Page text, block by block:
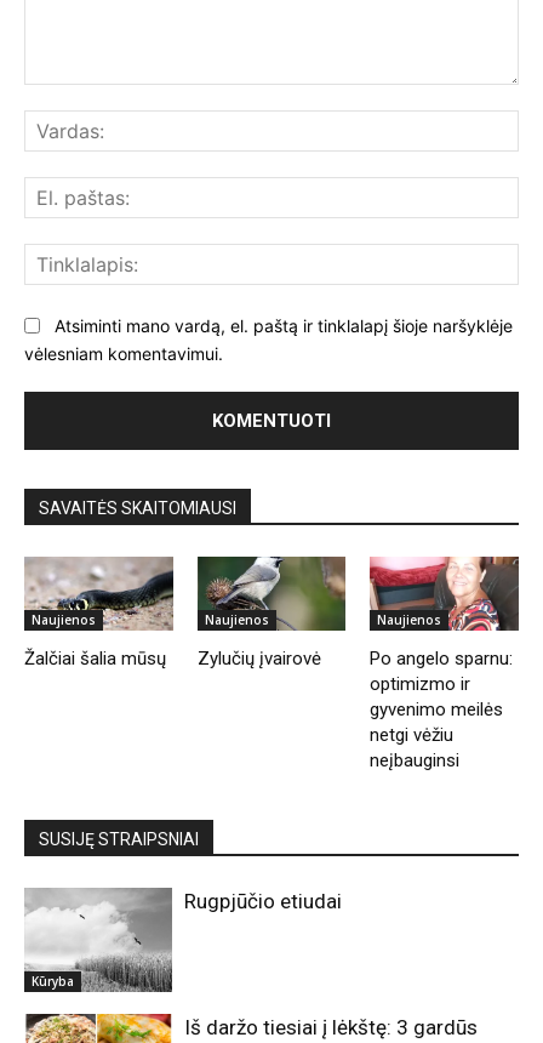
Atsiminti mano vardą, el. paštą ir tinklalapį šioje naršyklėje
vėlesniam komentavimui.
SAVAITĖS SKAITOMIAUSI
Naujienos
Žalčiai šalia mūsų
Naujienos
Zylučių įvairovė
Naujienos
Po angelo sparnu:
optimizmo ir
gyvenimo meilės
netgi vėžiu
neįbauginsi
SUSIJĘ STRAIPSNIAI
Kūryba
Rugpjūčio etiudai
Iš daržo tiesiai į lėkštę: 3 gardūs